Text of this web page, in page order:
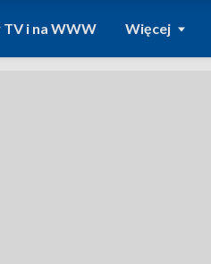
TV i na WWW Więcej